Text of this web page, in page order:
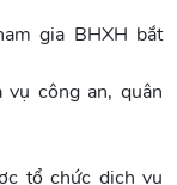
gia BHXH bắt
công an, quân
tổ chức dịch vụ